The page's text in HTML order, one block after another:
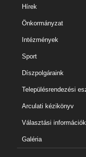
Hírek
Önkormányzat
Intézmények
Sport
Díszpolgáraink
Településrendezési
Arculati kézikönyv
Választási információk
Galéria